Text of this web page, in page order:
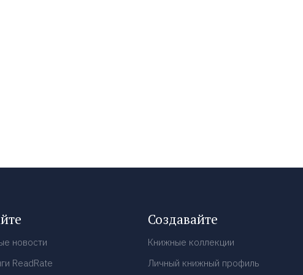
новости
ReadRate
Создавайте
Книжные коллекции
Личный книжный профиль